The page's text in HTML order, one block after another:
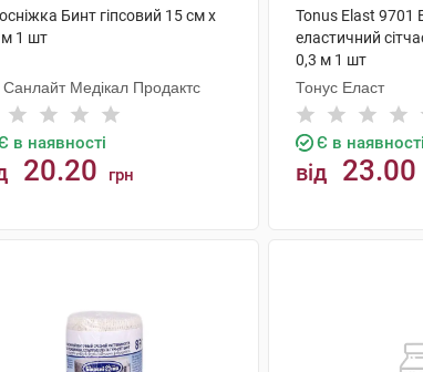
Бинт гіпсовий 15 см х
м 1 шт
Санлайт Медікал Продактс
в наявності
20.20 грн
Tonus Elast 9701
еластичний
0,3 м 1 шт
Тонус Еласт
Є в наявності
від 23.00